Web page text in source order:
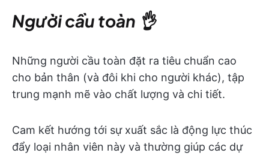
Người cầu toàn 👌
Những người cầu toàn đặt ra tiêu chuẩn cao
cho bản thân (và đôi khi cho người khác), tập
trung mạnh mẽ vào chất lượng và chi tiết.
Cam kết hướng tới sự xuất sắc là động lực thúc
đẩy loại nhân viên này và thường giúp các dự